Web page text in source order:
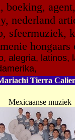
boeking,
nederland
hongaars
alegria,
Tierra
Mexicaanse muziek